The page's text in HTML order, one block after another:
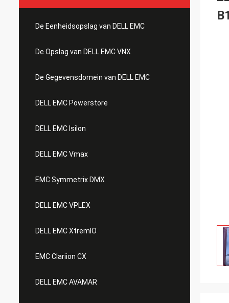
De Eenheidsopslag van DELL EMC
De Opslag van DELL EMC VNX
De Gegevensdomein van DELL EMC
DELL EMC Powerstore
DELL EMC Isilon
DELL EMC Vmax
EMC Symmetrix DMX
DELL EMC VPLEX
DELL EMC XtremIO
EMC Clariion CX
DELL EMC AVAMAR